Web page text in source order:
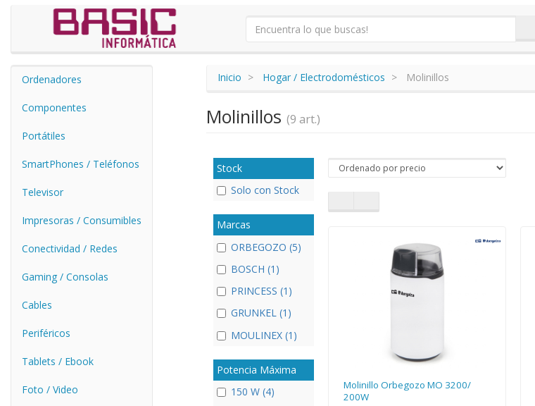
Ordenadores
Componentes
Portátiles
SmartPhones / Teléfonos
Televisor
Impresoras / Consumibles
Conectividad / Redes
Gaming / Consolas
Cables
Periféricos
Tablets / Ebook
Foto / Video
Inicio Hogar / Electrodomésticos Molinillos
Molinillos (9 art.)
Stock
Solo con Stock
Marcas
ORBEGOZO (5)
BOSCH (1)
PRINCESS (1)
GRUNKEL (1)
MOULINEX (1)
Potencia Máxima
150 W (4)
Molinillo Orbegozo MO 3200/
200W